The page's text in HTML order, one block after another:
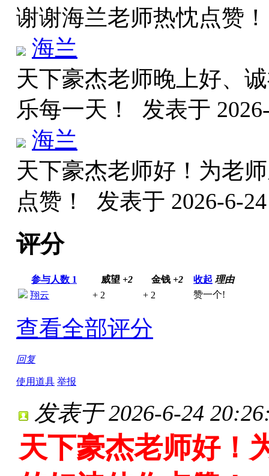
谢谢海兰老师热忱点赞
海兰
天下豪杰老师晚上好、
乐每一天！ 发表于
海兰
天下豪杰老师好！为老
点赞！ 发表于 2026-6-
评分
参与人数 1 威望 +2 金钱 +2 收起 理由
翔云
+ 2 + 2 赞一个!
查看全部评分
回复
使用道具 举报
发表于 2026-6-24
天下豪杰老师好！